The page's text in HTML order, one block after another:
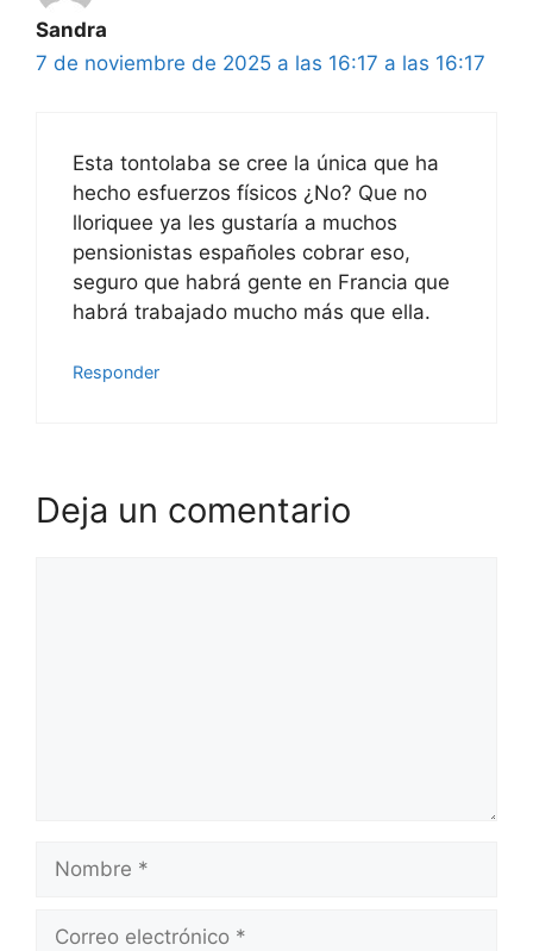
Sandra
7 de noviembre de 2025 a las 16:17 a las 16:17
Esta tontolaba se cree la única que ha
hecho esfuerzos físicos ¿No? Que no
lloriquee ya les gustaría a muchos
pensionistas españoles cobrar eso,
seguro que habrá gente en Francia que
habrá trabajado mucho más que ella.
Responder
Deja un comentario